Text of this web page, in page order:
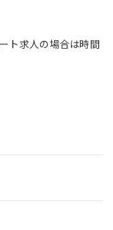
ト求人の場合は時間